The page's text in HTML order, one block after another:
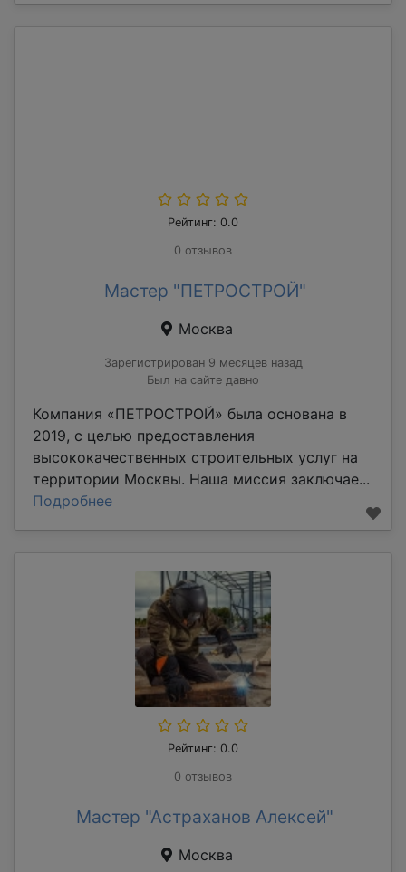
Рейтинг: 0.0
0 отзывов
Мастер "ПЕТРОСТРОЙ"
Москва
Зарегистрирован 9 месяцев назад
Был на сайте давно
Компания «ПЕТРОСТРОЙ» была основана в
2019, с целью предоставления
высококачественных строительных услуг на
территории Москвы. Наша миссия заключае...
Подробнее
Рейтинг: 0.0
0 отзывов
Мастер "Астраханов Алексей"
Москва